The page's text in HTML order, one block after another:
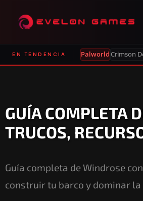
EN TENDENCIA PalworldCrimson
GUÍA COMPLETA
TRUCOS,
Guía completa de Windrose
construir tu barco y dominar